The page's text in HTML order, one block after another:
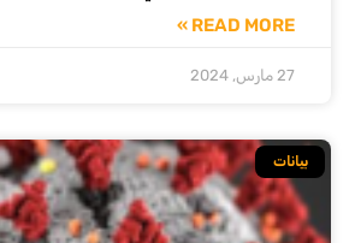
READ MORE »
27 مارس, 2024
بيانات